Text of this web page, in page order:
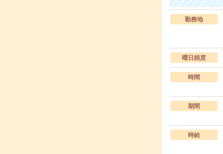
勤務地
曜日頻度
時間
期間
時給